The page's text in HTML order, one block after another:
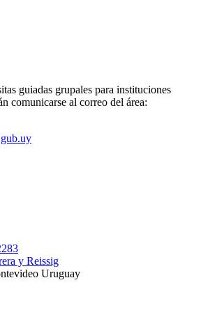
guiadas grupales para instituciones
comunicarse al correo del área:
y Reissig
Uruguay